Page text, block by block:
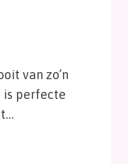
van zo’n
is perfecte